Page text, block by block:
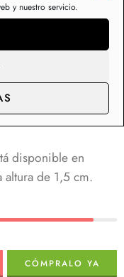
y nuestro servicio.
absorben y evitan
agua, barro,
los zapatos
agitarlo o
disponible en
altura de 1,5 cm.
CÓMPRALO YA